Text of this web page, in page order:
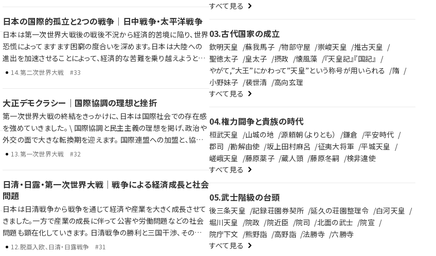
す。
日本の国際的孤立と2つの戦争｜日中戦争・太平洋戦争
日本は第一次世界大戦後の戦後不況から経済的苦境に陥り、世界
恐慌によってますます困窮の度合いを深めます。日本は大陸への
進出を加速させることによって、経済的な苦難を乗り越えようとし
ました。 しかし、大陸への進出は中国との武力衝突へと発展し、国
日本の孤立と日中戦争 第二次世界大戦と日本の対応 太平洋戦争
の始まりと戦争の終結 歴史年表だけでは語り尽くせない彼らの野
望、戦略、そして後の時代への影響を、ラジレキが独自解説します。
14.第二次世界大戦 #33
大正デモクラシー｜国際協調の理想と挫折
第一次世界大戦の終結をきっかけに、日本は国際社会での存在感
を強めていきました。 \ 国際協調と民主主義の理想を掲げ、政治や
外交の面で大きな転換期を迎えます。 国際連盟への加盟と、協調
外交の推進 政党内閣の成立と「憲政の常道」 普通選挙法の制定に
化とともに協調路線は行き詰まっていきます。 \ 激動の時代、大正
デモクラシーの光と影を、ラジレキが独自解説します。
13.第一次世界大戦 #32
日清・日露・第一次世界大戦｜戦争による経済成長と社会
問題
日本は日清戦争から戦争を通じて経済や産業を大きく成長させて
きました。一方で産業の成長に伴って公害や労働問題などの社会
問題も顕在化していきます。 日清戦争の勝利と三国干渉、その後の
日露戦争 第一次世界大戦による日本の国際的影響力の高まり 戦
12.脱亜入欧、日清・日露戦争 #31
すべて見る
03.古代国家の成立
欽明天皇 蘇我馬子 物部守屋 崇峻天皇
推古天皇
聖徳太子
皇太子 摂政 懐風藻
『天皇記』『国記』
やがて,”大王”にかわって”天皇”という称号が用いられる
隋
小野妹子
裴世清
高向玄理
すべて見る
04.権力闘争と貴族の時代
桓武天皇 山城の地 源頼朝（よりとも） 鎌倉
平安時代
郡司
勘解由使 坂上田村麻呂 征夷大将軍
平城天皇
嵯峨天皇
藤原薬子 蔵人頭 藤原冬嗣
検非違使
すべて見る
05.武士階級の台頭
後三条天皇 記録荘園券契所 延久の荘園整理令
白河天皇
堀川天皇
院政 院近臣 院司 北面の武士
院宣
院庁下文
熊野詣 高野詣 法勝寺
六勝寺
すべて見る